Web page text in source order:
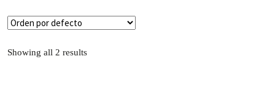
Showing all 2 results